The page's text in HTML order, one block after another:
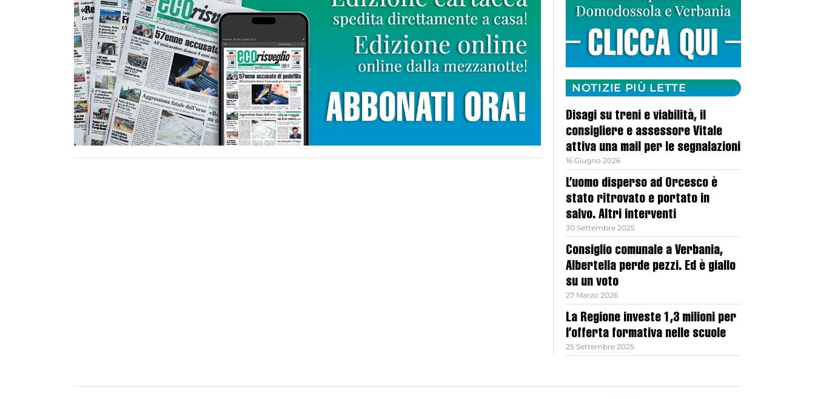
NOTIZIE PIÙ LETTE
Disagi su treni e viabilità, il
consigliere e assessore Vitale
attiva una mail per le segnalazioni
16 Giugno 2026
L’uomo disperso ad Orcesco è
stato ritrovato e portato in
salvo. Altri interventi
30 Settembre 2025
Consiglio comunale a Verbania,
Albertella perde pezzi. Ed è giallo
su un voto
27 Marzo 2026
La Regione investe 1,3 milioni per
l’offerta formativa nelle scuole
25 Settembre 2025